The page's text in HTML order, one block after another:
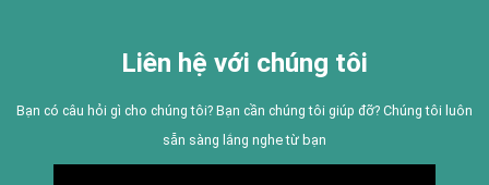
Liên hệ với chúng tôi
Bạn có câu hỏi gì cho chúng tôi? Bạn cần chúng tôi giúp đỡ? Chúng tôi luôn
sẵn sàng lắng nghe từ bạn